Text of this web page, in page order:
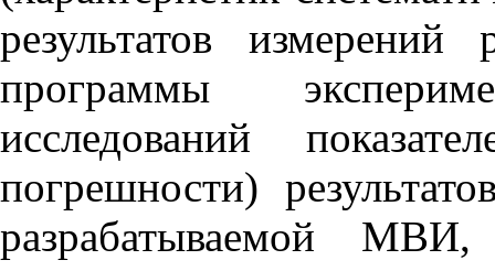
результатов измерений
программы
исследований
погрешности)
разрабатываемой